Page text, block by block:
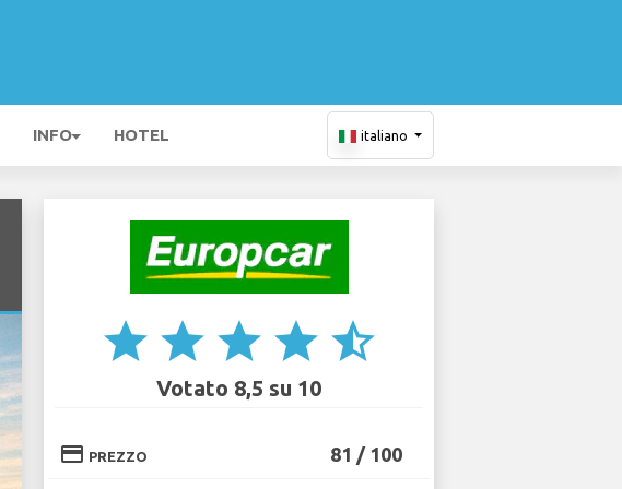
INFO HOTEL italiano
star star star star star_half
Votato 8,5 su 10
credit_card PREZZO 81 / 100